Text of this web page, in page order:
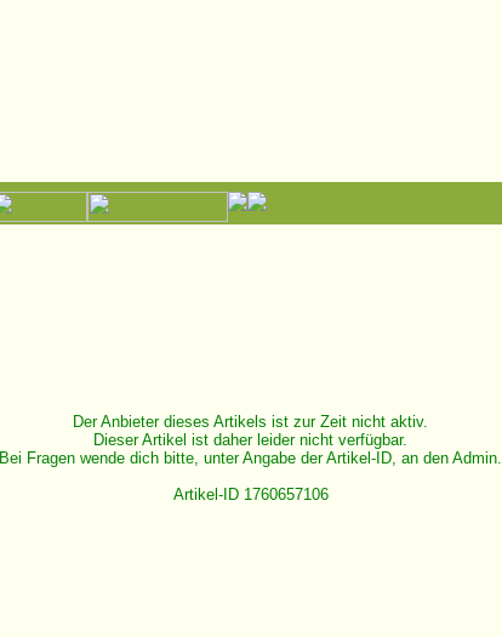
Der Anbieter dieses Artikels ist zur Zeit nicht aktiv.
Dieser Artikel ist daher leider nicht verfügbar.
Bei Fragen wende dich bitte, unter Angabe der Artikel-ID, an den Admin.
Artikel-ID 1760657106